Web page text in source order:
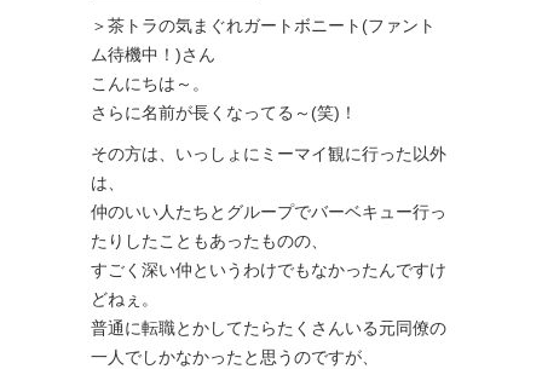
＞茶トラの気まぐれガートボニート(ファント
ム待機中！)さん
こんにちは～。
さらに名前が長くなってる～(笑)！
その方は、いっしょにミーマイ観に行った以外
は、
仲のいい人たちとグループでバーベキュー行っ
たりしたこともあったものの、
すごく深い仲というわけでもなかったんですけ
どねぇ。
普通に転職とかしてたらたくさんいる元同僚の
一人でしかなかったと思うのですが、